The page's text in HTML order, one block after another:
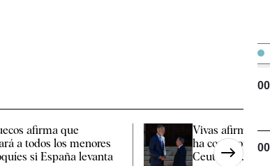
afirma que
a todos los menores
si España levanta
Vivas afirma
ha
Ceuta, "y [...]